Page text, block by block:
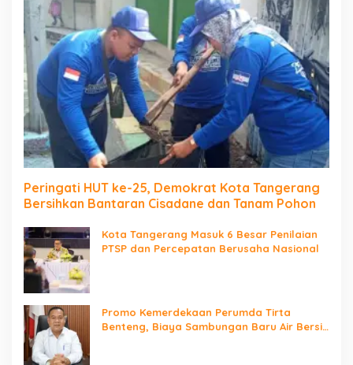
Peringati HUT ke-25, Demokrat Kota Tangerang
Bersihkan Bantaran Cisadane dan Tanam Pohon
Kota Tangerang Masuk 6 Besar Penilaian
PTSP dan Percepatan Berusaha Nasional
Promo Kemerdekaan Perumda Tirta
Benteng, Biaya Sambungan Baru Air Bersih